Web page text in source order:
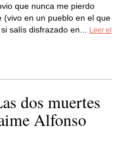
que nunca me pierdo
(vivo en un pueblo en el que
salís disfrazado en...
Leer el
dos muertes
Alfonso